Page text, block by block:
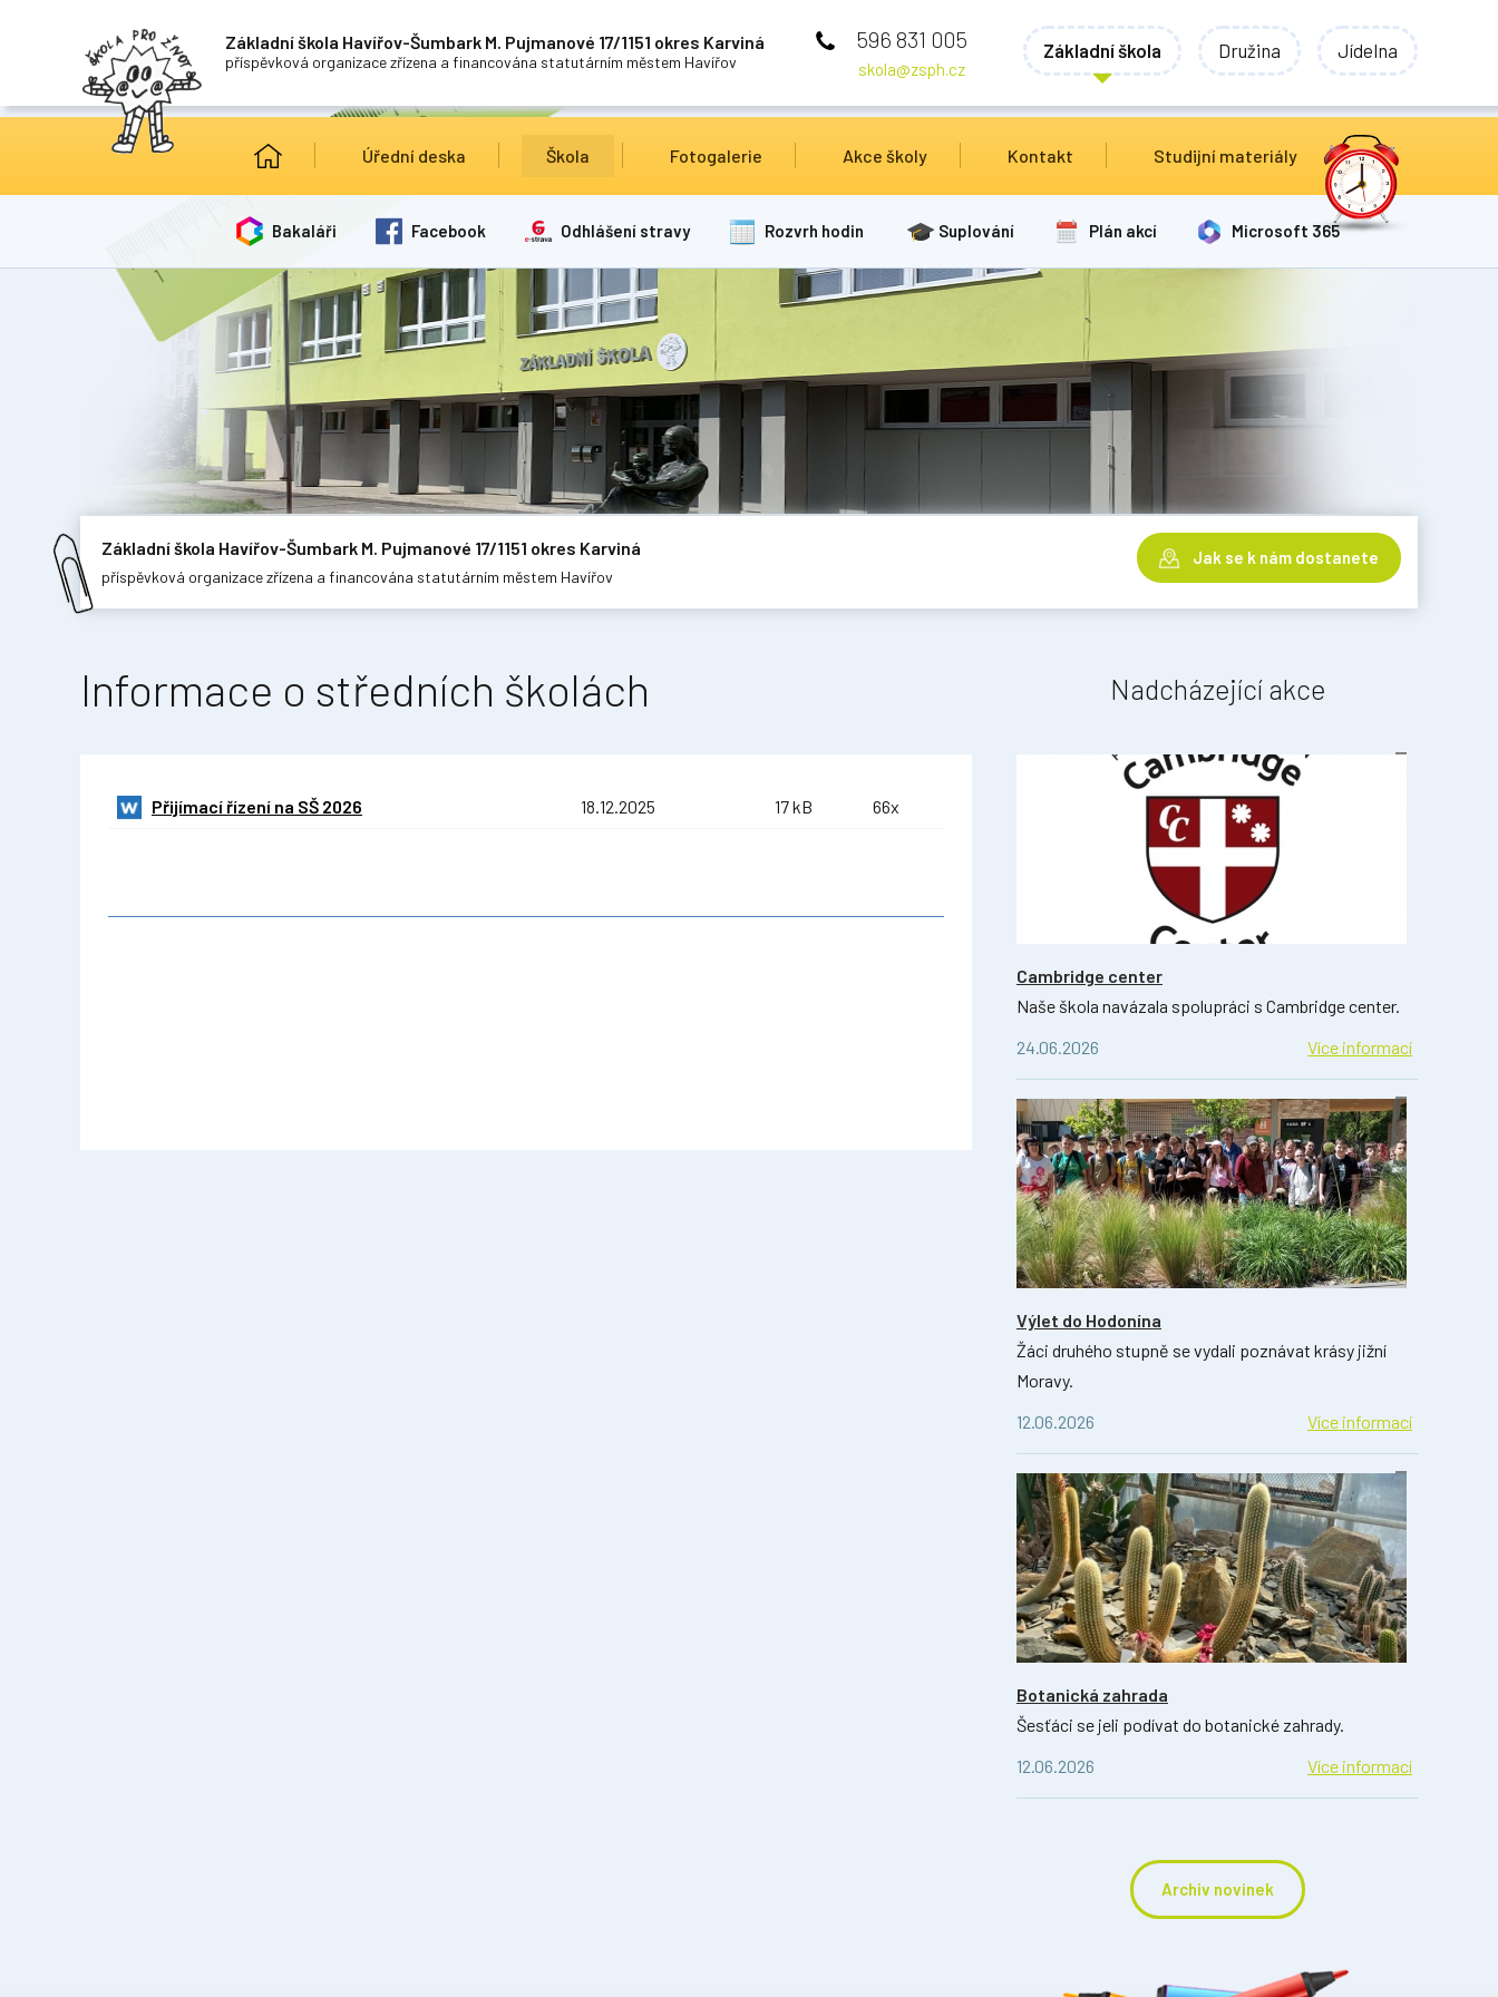
Základní škola Havířov-Šumbark M. Pujmanové 17/1151 okres Karviná
příspěvková organizace zřízena a financována statutárním městem Havířov
596 831 005
skola@zsph.cz
Základní škola Družina Jídelna
Úřední deska Škola Fotogalerie Akce školy Kontakt Studijní materiály
Bakaláři Facebook Odhlášení stravy Rozvrh hodin Suplování Plán akcí Microsoft 365
Základní škola Havířov-Šumbark M. Pujmanové 17/1151 okres Karviná
příspěvková organizace zřízena a financována statutárním městem Havířov
Jak se k nám dostanete
Informace o středních školách
Přijímací řízení na SŠ 2026 18.12.2025 17 kB 66x
Nadcházející akce
Cambridge center
Naše škola navázala spolupráci s Cambridge center.
24.06.2026
Více informací
Výlet do Hodonína
Žáci druhého stupně se vydali poznávat krásy jižní
Moravy.
12.06.2026
Více informací
Botanická zahrada
Šesťáci se jeli podívat do botanické zahrady.
12.06.2026
Více informací
Archiv novinek